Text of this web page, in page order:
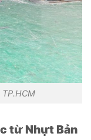
từ Nhựt Bản